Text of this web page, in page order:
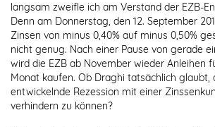
langsam zweifle ich am Verstand der EZB-
Denn am Donnerstag, den 12. September
Zinsen von minus 0,40% auf minus 0,50%
nicht genug. Nach einer Pause von gerade
wird die EZB ab November wieder Anleihen
Monat kaufen. Ob Draghi tatsächlich glaubt,
entwickelnde Rezession mit einer
verhindern zu können?